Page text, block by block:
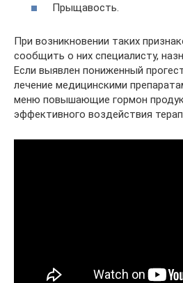
Прыщавость.
При возникновении таких
сообщить о них специалисту,
Если выявлен пониженный
лечение медицинскими
меню повышающие гормон
эффективного воздействия